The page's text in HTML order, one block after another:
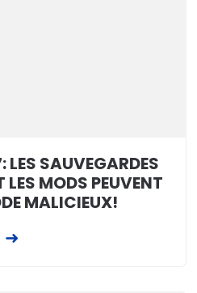
SAUVEGARDES
LES MODS PEUVENT
MALICIEUX!